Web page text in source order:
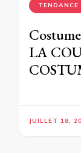
TENDANCE
LA
JUILLET 18,